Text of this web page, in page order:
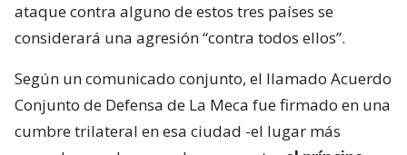
ataque contra alguno de estos tres países se
considerará una agresión “contra todos ellos”.
Según un comunicado conjunto, el llamado Acuerdo
Conjunto de Defensa de La Meca fue firmado en una
cumbre trilateral en esa ciudad -el lugar más